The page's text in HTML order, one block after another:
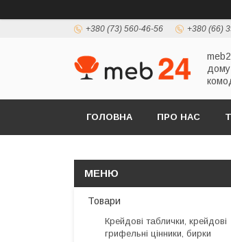
+380 (73) 560-46-56 +380 (66)
ГОЛОВНА ПРО НАС
Товари
Крейдові таблички, крейдові
грифельні цінники, бирки